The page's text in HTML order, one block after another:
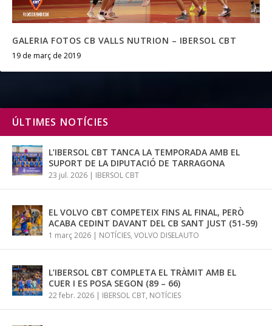
GALERIA FOTOS CB VALLS NUTRION – IBERSOL CBT
19 de març de 2019
ÚLTIMES NOTÍCIES
L’IBERSOL CBT TANCA LA TEMPORADA AMB EL
SUPORT DE LA DIPUTACIÓ DE TARRAGONA
23 jul. 2026 | IBERSOL CBT
EL VOLVO CBT COMPETEIX FINS AL FINAL, PERÒ
ACABA CEDINT DAVANT DEL CB SANT JUST (51-59)
1 març 2026 | NOTÍCIES, VOLVO DISELAUTO
L’IBERSOL CBT COMPLETA EL TRÀMIT AMB EL
CUER I ES POSA SEGON (89 – 66)
22 febr. 2026 | IBERSOL CBT, NOTÍCIES